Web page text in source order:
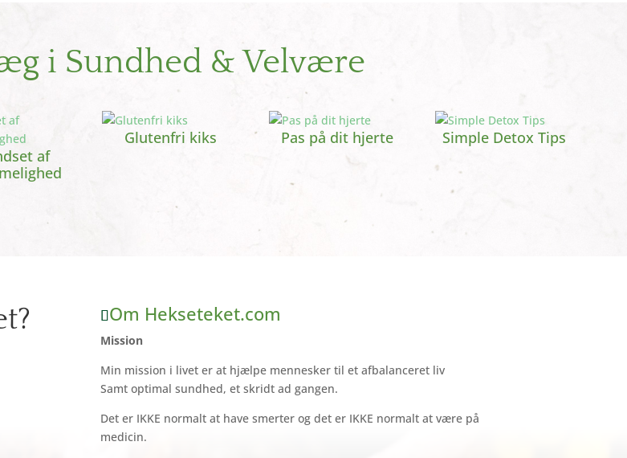
i Sundhed & Velvære
af
Glutenfri kiks Pas på dit hjerte Simple Detox Tips
Om Hekseteket.com
Mission
Min mission i livet er at hjælpe mennesker til et afbalanceret liv
Samt optimal sundhed, et skridt ad gangen.
Det er IKKE normalt at have smerter og det er IKKE normalt at være på
medicin.